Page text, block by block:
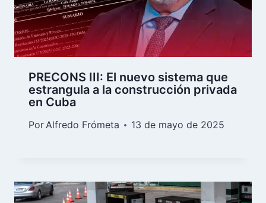
PRECONS III: El nuevo sistema que
estrangula a la construcción privada
en Cuba
PorAlfredo Frómeta 13 de mayo de 2025